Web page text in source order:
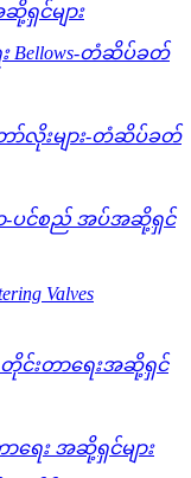
င်များ
Bellows-တံဆိပ်ခတ်
ော်လိုးများ-တံဆိပ်ခတ်
-ပင်စည် အပ်အဆို့ရှင်
Valves
င်းတာရေးအဆို့ရှင်
ရေး အဆို့ရှင်များ